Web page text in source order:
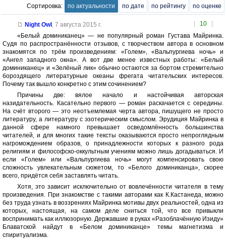
Сортировка: по актуальности по дате по рейтингу по оценке
[ 10 ]
Night Owl , 7 августа 2015 г.
«Белый доминиканец» — не популярный роман Густава Майринка.
Судя по распространённости отзывов, с творчеством автора в основном
знакомятся по трём произведениям: «Голем», «Вальпургиева ночь» и
«Ангел западного окна». А вот две менее известных работы: «Белый
доминиканец» и «Зелёный лик» обычно остаются за бортом стремительно
бороздящего литературные океаны фрегата читательских интересов.
Почему так вышло конкретно с этим сочинением?
Причины две: вялое начало и настойчивая авторская
назидательность. Касательно первого — роман раскачается с середины.
На счёт второго — это неотъемлемая черта автора, пишущего не просто
литературу, а литературу с эзотерическим смыслом. Эрудиция Майринка в
данной сфере намного превышает осведомлённость большинства
читателей, и для многих такие тексты оказываются просто непроглядным
нагромождением образов, о принадлежности которых к разного рода
религиям и философско-оккультным учениям можно лишь догадываться. И
если «Голем» или «Вальпургиева ночь» могут компенсировать свою
сложность увлекательным сюжетом, то «Белого доминиканца», скорее
всего, придётся себя заставлять читать.
Хотя, это зависит исключительно от вовлечённости читателя в тему
произведения. При знакомстве с такими авторами как К.Кастанеда, можно
без труда узнать в воззрениях Майринка мотивы двух реальностей, одна из
которых, настоящая, на самом деле сниться той, что все привыкли
воспринимать как иллюзорную. Державшие в руках «Разоблачённую Изиду»
Блаватской найдут в «Белом доминиканце» темы магнетизма и
спиритуализма.